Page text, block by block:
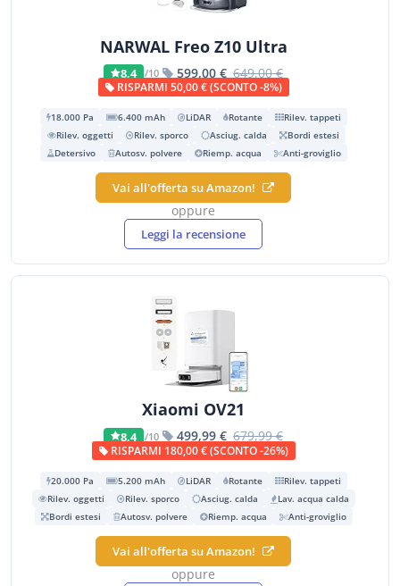
NARWAL Freo Z10 Ultra
8,4 /10 599,00 € 649,00 €
RISPARMI 50,00 € (SCONTO -8%)
18.000 Pa 6.400 mAh LiDAR Rotante
Rilev. tappeti
Rilev. oggetti
Rilev. sporco Asciug. calda
Bordi estesi
Detersivo
Autosv. polvere Riemp. acqua Anti-groviglio
Vai all'offerta su Amazon!
oppure
Leggi la recensione
Xiaomi OV21
8,4 /10 499,99 € 679,99 €
RISPARMI 180,00 € (SCONTO -26%)
20.000 Pa 5.200 mAh LiDAR Rotante
Rilev. tappeti
Rilev. oggetti
Rilev. sporco Asciug. calda
Lav. acqua calda
Bordi estesi
Autosv. polvere Riemp. acqua Anti-groviglio
Vai all'offerta su Amazon!
oppure